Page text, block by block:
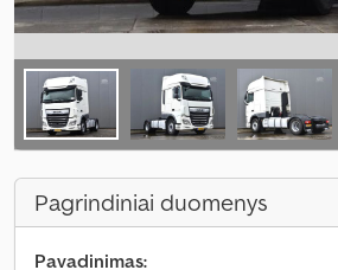
Pagrindiniai duomenys
Pavadinimas: